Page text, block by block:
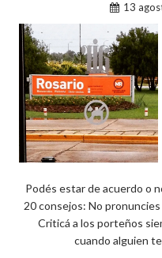
13
Podés estar de acuerdo o
20 consejos: No
Criticá a los porteños
cuando alguien